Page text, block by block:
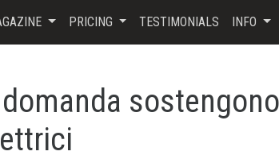
PRICING TESTIMONIALS INFO